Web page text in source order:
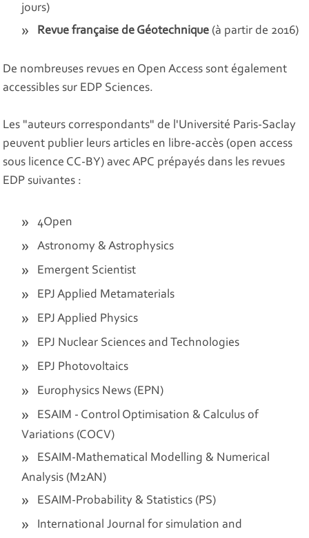
jours)
Revue française de Géotechnique (à partir de 2016)
De nombreuses revues en Open Access sont également
accessibles sur EDP Sciences.
Les "auteurs correspondants" de l'Université Paris-Saclay
peuvent publier leurs articles en libre-accès (open access
sous licence CC-BY) avec APC prépayés dans les revues
EDP suivantes :
4Open
Astronomy & Astrophysics
Emergent Scientist
EPJ Applied Metamaterials
EPJ Applied Physics
EPJ Nuclear Sciences and Technologies
EPJ Photovoltaics
Europhysics News (EPN)
ESAIM - Control Optimisation & Calculus of
Variations (COCV)
ESAIM-Mathematical Modelling & Numerical
Analysis (M2AN)
ESAIM-Probability & Statistics (PS)
International Journal for simulation and